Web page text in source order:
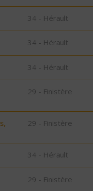
34 - Hérault
34 - Hérault
34 - Hérault
29 - Finistère
29 - Finistère
34 - Hérault
29 - Finistère